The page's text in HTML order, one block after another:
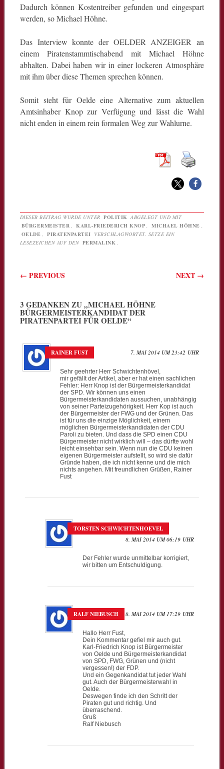
Dadurch können Kostentreiber gefunden und eingespart
werden, so Michael Höhne.
Das Interview konnte der OELDER ANZEIGER an
einem Piratenstammtischabend mit Michael Höhne
abhalten. Dabei haben wir in einer lockeren Atmosphäre
mit ihm über diese Themen sprechen können.
Somit steht für Oelde eine Alternative zum aktuellen
Amtsinhaber Knop zur Verfügung und lässt die Wahl
nicht enden in einem rein formalen Weg zur Wahlurne.
DIESER BEITRAG WURDE UNTER POLITIK ABGELEGT UND MIT
BÜRGERMEISTER , KARL-FRIEDERICH KNOP , MICHAEL HÖHNE ,
OELDE , PIRATENPARTEI VERSCHLAGWORTET. SETZE EIN
LESEZEICHEN AUF DEN PERMALINK .
Beitragsnavigation
← PREVIOUS NEXT →
3 GEDANKEN ZU „MICHAEL HÖHNE
BÜRGERMEISTERKANDIDAT DER
PIRATENPARTEI FÜR OELDE“
RAINER FUST 7. MAI 2014 UM 23:42 UHR
Sehr geehrter Herr Schwichtenhövel,
mir gefällt der Artikel, aber er hat einen sachlichen
Fehler: Herr Knop ist der Bürgermeisterkandidat
der SPD. Wir können uns einen
Bürgermeisterkandidaten aussuchen, unabhängig
von seiner Parteizugehörigkeit. Herr Kop ist auch
der Bürgermeister der FWG und der Grünen. Das
ist für uns die einzige Möglichkeit, einem
möglichen Bürgermeisterkandidaten der CDU
Paroli zu bieten. Und dass die SPD einen CDU
Bürgermeister nicht wirklich will – das dürfte wohl
leicht einsehbar sein. Wenn nun die CDU keinen
eigenen Bürgermeister aufstellt, so wird sie dafür
Gründe haben, die ich nicht kenne und die mich
nichts angehen. Mit freundlichen Grüßen, Rainer
Fust
TORSTEN SCHWICHTENHOEVEL
8. MAI 2014 UM 06:19 UHR
Der Fehler wurde unmittelbar korrigiert,
wir bitten um Entschuldigung.
RALF NIEBUSCH 8. MAI 2014 UM 17:29 UHR
Hallo Herr Fust,
Dein Kommentar gefiel mir auch gut.
Karl-Friedrich Knop ist Bürgermeister
von Oelde und Bürgermeisterkandidat
von SPD, FWG, Grünen und (nicht
vergessen!) der FDP.
Und ein Gegenkandidat tut jeder Wahl
gut. Auch der Bürgermeisterwahl in
Oelde.
Deswegen finde ich den Schritt der
Piraten gut und richtig. Und
überraschend.
Gruß
Ralf Niebusch